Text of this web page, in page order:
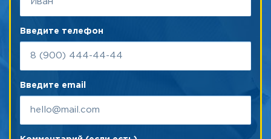
Введите телефон
Введите email